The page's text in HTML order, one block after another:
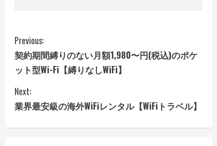
C
o
n
t
i
Previous:
契約期間縛りのない月額1,980〜円(税込)のポケ
ット型Wi-Fi【縛りなしWiFi】
Next:
業界最安級の海外WiFiレンタル【WiFiトラベル】